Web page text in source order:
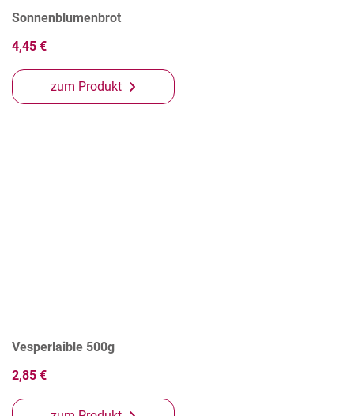
Sonnenblumenbrot
4,45 €
zum Produkt
Vesperlaible 500g
2,85 €